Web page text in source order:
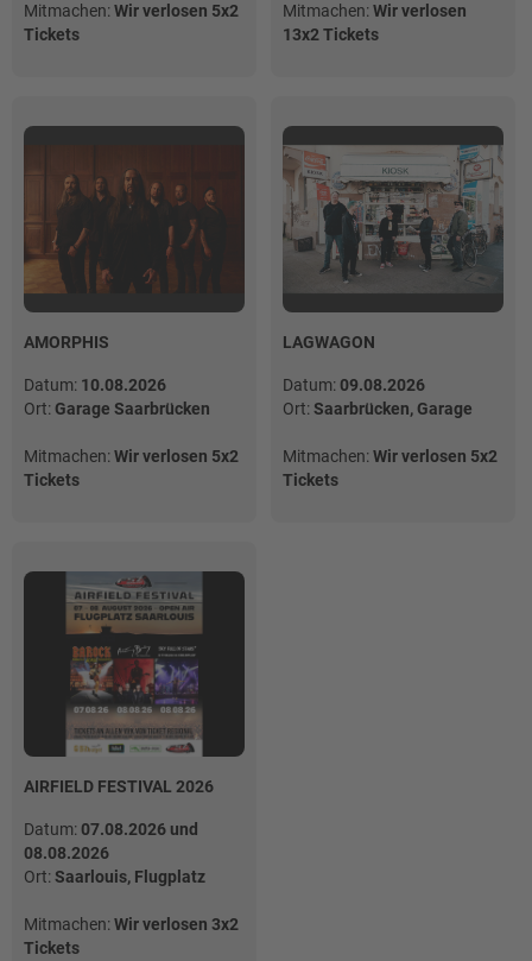
Mitmachen:Wir verlosen 5x2
Tickets
Mitmachen:Wir verlosen
13x2 Tickets
AMORPHIS
Datum: 10.08.2026
Ort:Garage Saarbrücken
Mitmachen:Wir verlosen 5x2
Tickets
LAGWAGON
Datum:09.08.2026
Ort:Saarbrücken, Garage
Mitmachen:Wir verlosen 5x2
Tickets
AIRFIELD FESTIVAL 2026
Datum:07.08.2026 und
08.08.2026
Ort:Saarlouis, Flugplatz
Mitmachen:Wir verlosen 3x2
Tickets